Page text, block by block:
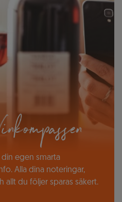
egen smarta
Alla dina noteringar,
du följer sparas säkert.